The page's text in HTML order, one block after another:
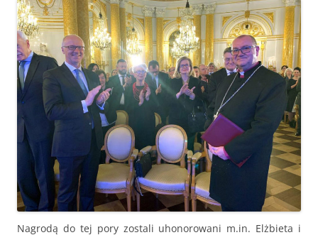
Nagrodą do tej pory zostali uhonorowani m.in. Elżbieta i